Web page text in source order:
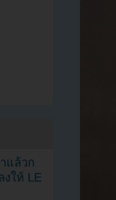
แล้วก
งให้ LE